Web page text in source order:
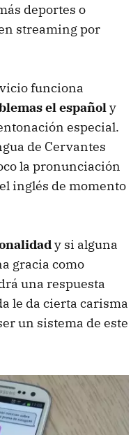
deportes o
streaming por
funciona
el españoly
especial.
de Cervantes
la pronunciación
inglés de momento
y si alguna
gracia como
una respuesta
le da cierta carisma
un sistema de este